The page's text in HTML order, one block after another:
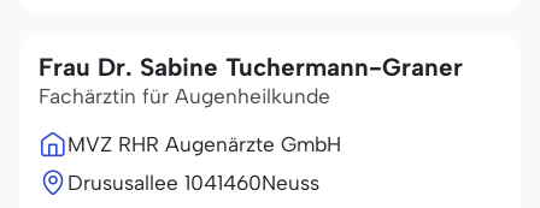
Frau Dr. Sabine Tuchermann-Graner
Fachärztin für Augenheilkunde
MVZ RHR Augenärzte GmbH
Drususallee 1041460Neuss